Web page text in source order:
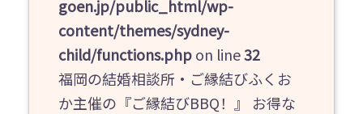
goen.jp/public_html/wp-
content/themes/sydney-
child/functions.phpon line32
福岡の結婚相談所・ご縁結びふくお
か主催の『ご縁結びBBQ！』 お得な